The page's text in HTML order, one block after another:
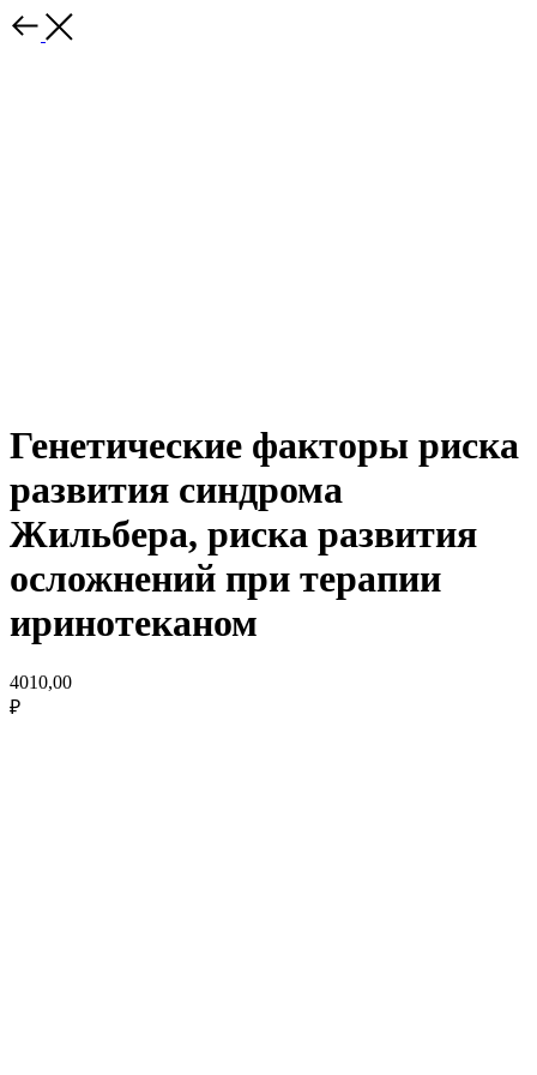
Генетические факторы риска
развития синдрома
Жильбера, риска развития
осложнений при терапии
иринотеканом
4010,00
₽